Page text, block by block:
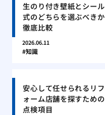
生のり付き壁紙とシール
式のどちらを選ぶべきか
徹底比較
2026.06.11
知識
安心して任せられるリフ
ォーム店舗を探すための
点検項目